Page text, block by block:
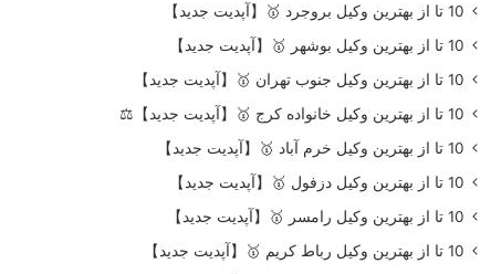
10 تا از بهترین وکیل بروجرد 🥇【آپدیت جدید】
10 تا از بهترین وکیل بوشهر 🥇【آپدیت جدید】
10 تا از بهترین وکیل جنوب تهران 🥇【آپدیت جدید】
10 تا از بهترین وکیل خانواده کرج 🥇【آپدیت جدید】⚖️
10 تا از بهترین وکیل خرم آباد 🥇【آپدیت جدید】
10 تا از بهترین وکیل دزفول 🥇【آپدیت جدید】
10 تا از بهترین وکیل رامسر 🥇【آپدیت جدید】
10 تا از بهترین وکیل رباط کریم 🥇【آپدیت جدید】